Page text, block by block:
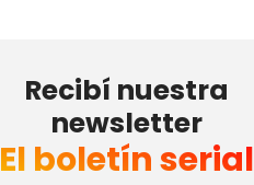
Recibí nuestra
newsletter
El boletín serial